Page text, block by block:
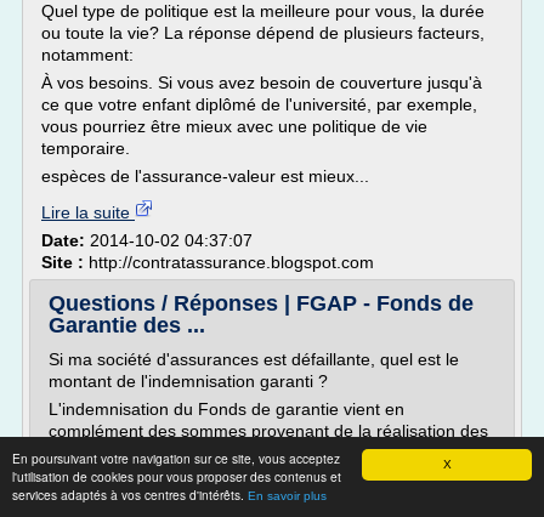
X
En poursuivant votre navigation sur ce site, vous acceptez
l'utilisation de cookies pour vous proposer des contenus et
services adaptés à vos centres d'intérêts. En savoir plus
Quel type de politique est la meilleure pour vous, la durée
ou toute la vie? La réponse dépend de plusieurs facteurs,
notamment:
À vos besoins. Si vous avez besoin de couverture jusqu'à
ce que votre enfant diplômé de l'université, par exemple,
vous pourriez être mieux avec une politique de vie
temporaire.
espèces de l'assurance-valeur est mieux...
Lire la suite
Date: 2014-10-02 04:37:07
Site : http://contratassurance.blogspot.com
Questions / Réponses | FGAP - Fonds de
Garantie des ...
Si ma société d'assurances est défaillante, quel est le
montant de l'indemnisation garanti ?
L'indemnisation du Fonds de garantie vient en
complément des sommes provenant de la réalisation des
actifs par le liquidateur de la société défaillante.
Ce montant d'indemnisation garanti par le Fonds de
garantie est limité à 70 000 euros. Il est relevé à 90 000